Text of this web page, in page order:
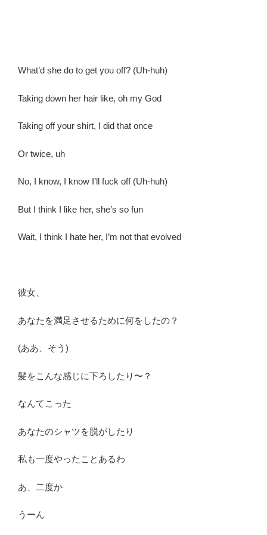
What’d she do to get you off? (Uh-huh)
Taking down her hair like, oh my God
Taking off your shirt, I did that once
Or twice, uh
No, I know, I know I’ll fuck off (Uh-huh)
But I think I like her, she’s so fun
Wait, I think I hate her, I’m not that evolved
彼女、
あなたを満足させるために何をしたの？
(ああ、そう)
髪をこんな感じに下ろしたり〜？
なんてこった
あなたのシャツを脱がしたり
私も一度やったことあるわ
あ、二度か
うーん